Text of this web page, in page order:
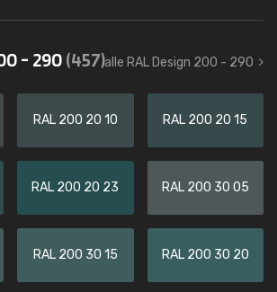
- 290(457)alle RAL Design 200 - 290
RAL 200 20 10 RAL 200 20 15
RAL 200 20 23 RAL 200 30 05
RAL 200 30 15 RAL 200 30 20